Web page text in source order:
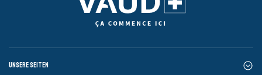
Unsere Seiten